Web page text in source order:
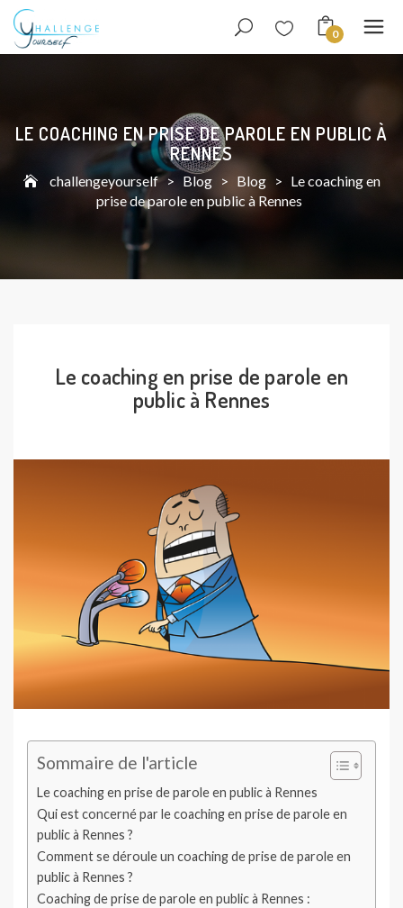
0
LE COACHING EN PRISE DE PAROLE EN PUBLIC À
RENNES
challengeyourself > Blog > Blog > Le coaching en
prise de parole en public à Rennes
Le coaching en prise de parole en
public à Rennes
Sommaire de l'article
Le coaching en prise de parole en public à Rennes
Qui est concerné par le coaching en prise de parole en
public à Rennes ?
Comment se déroule un coaching de prise de parole en
public à Rennes ?
Coaching de prise de parole en public à Rennes :